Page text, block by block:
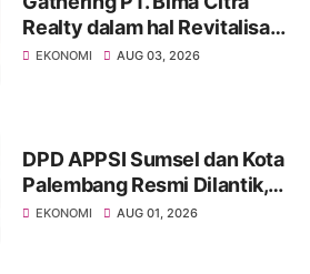
Realty dalam hal Revitalisasi
Gedung Pasar 16 Ilir
EKONOMI AUG 03, 2026
DPD APPSI Sumsel dan Kota
Palembang Resmi Dilantik,
Komitmen Perkuat Ekonomi
EKONOMI AUG 01, 2026